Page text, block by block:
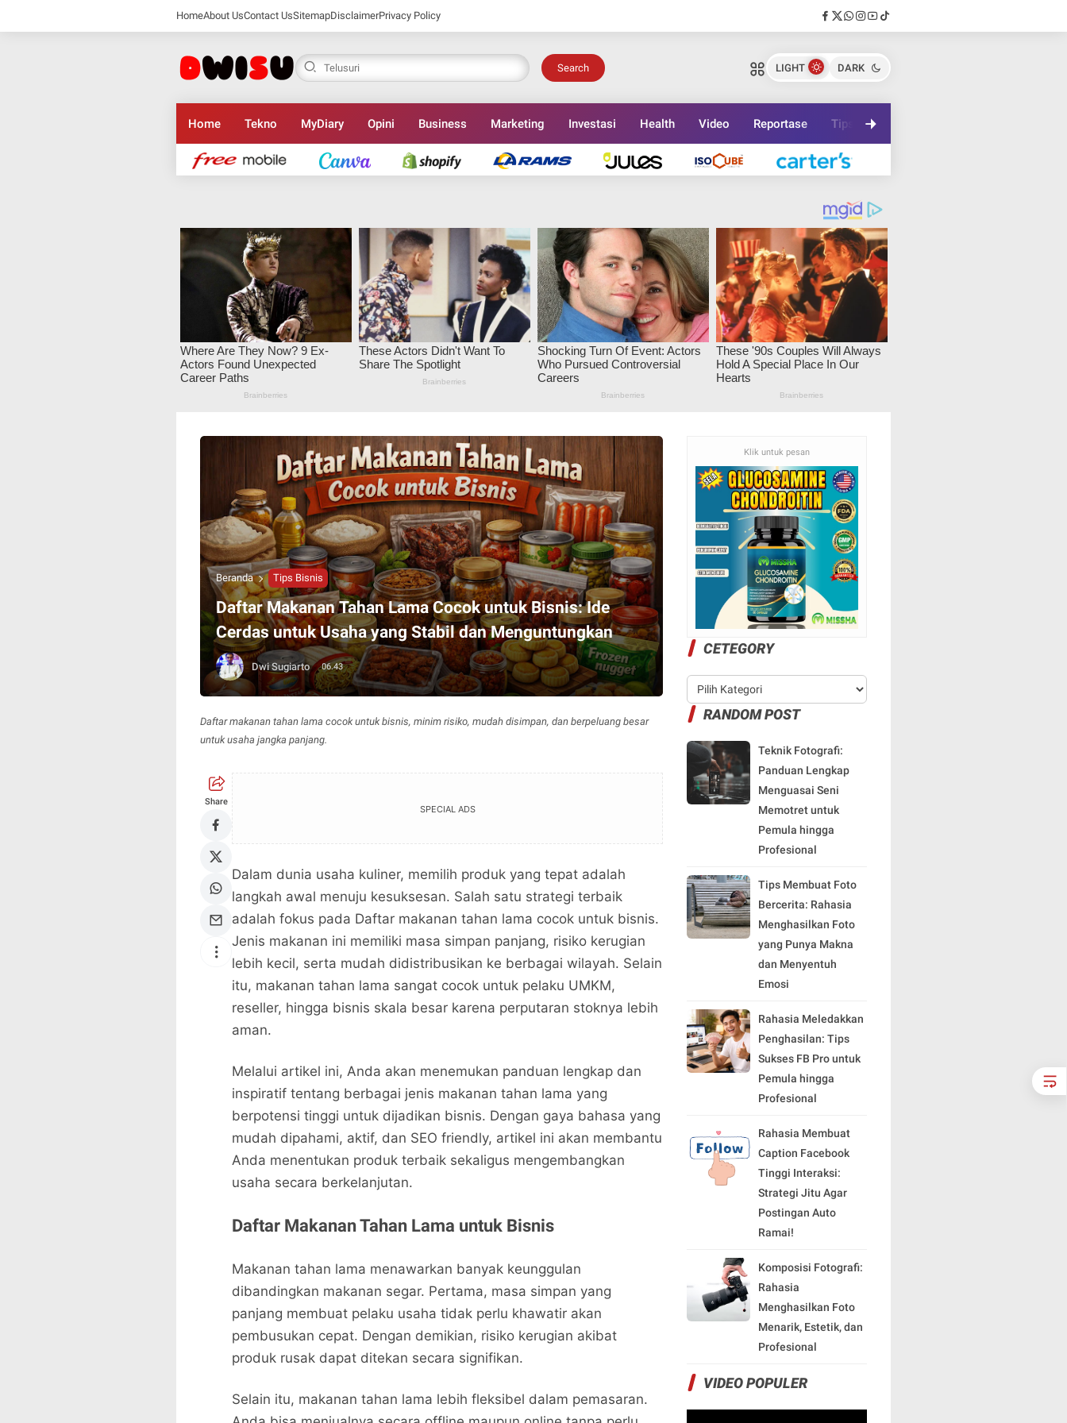
HomeAbout UsContact UsSitemapDisclaimerPrivacy Policy
Search LIGHT DARK
Home Tekno MyDiary Opini Business Marketing Investasi Health Video Reportase Tips
Beranda Tips Bisnis
Daftar Makanan Tahan Lama Cocok untuk Bisnis: Ide
Cerdas untuk Usaha yang Stabil dan Menguntungkan
Dwi Sugiarto 06.43
Daftar makanan tahan lama cocok untuk bisnis, minim risiko, mudah disimpan, dan berpeluang besar
untuk usaha jangka panjang.
Share
SPECIAL ADS
Dalam dunia usaha kuliner, memilih produk yang tepat adalah
langkah awal menuju kesuksesan. Salah satu strategi terbaik
adalah fokus pada Daftar makanan tahan lama cocok untuk bisnis.
Jenis makanan ini memiliki masa simpan panjang, risiko kerugian
lebih kecil, serta mudah didistribusikan ke berbagai wilayah. Selain
itu, makanan tahan lama sangat cocok untuk pelaku UMKM,
reseller, hingga bisnis skala besar karena perputaran stoknya lebih
aman.
Melalui artikel ini, Anda akan menemukan panduan lengkap dan
inspiratif tentang berbagai jenis makanan tahan lama yang
berpotensi tinggi untuk dijadikan bisnis. Dengan gaya bahasa yang
mudah dipahami, aktif, dan SEO friendly, artikel ini akan membantu
Anda menentukan produk terbaik sekaligus mengembangkan
usaha secara berkelanjutan.
Daftar Makanan Tahan Lama untuk Bisnis
Makanan tahan lama menawarkan banyak keunggulan
dibandingkan makanan segar. Pertama, masa simpan yang
panjang membuat pelaku usaha tidak perlu khawatir akan
pembusukan cepat. Dengan demikian, risiko kerugian akibat
produk rusak dapat ditekan secara signifikan.
Selain itu, makanan tahan lama lebih fleksibel dalam pemasaran.
Klik untuk pesan
CETEGORY
RANDOM POST
Teknik Fotografi:
Panduan Lengkap
Menguasai Seni
Memotret untuk
Pemula hingga
Profesional
Tips Membuat Foto
Bercerita: Rahasia
Menghasilkan Foto
yang Punya Makna
dan Menyentuh
Emosi
Rahasia Meledakkan
Penghasilan: Tips
Sukses FB Pro untuk
Pemula hingga
Profesional
Rahasia Membuat
Caption Facebook
Tinggi Interaksi:
Strategi Jitu Agar
Postingan Auto
Ramai!
Komposisi Fotografi:
Rahasia
Menghasilkan Foto
Menarik, Estetik, dan
Profesional
VIDEO POPULER